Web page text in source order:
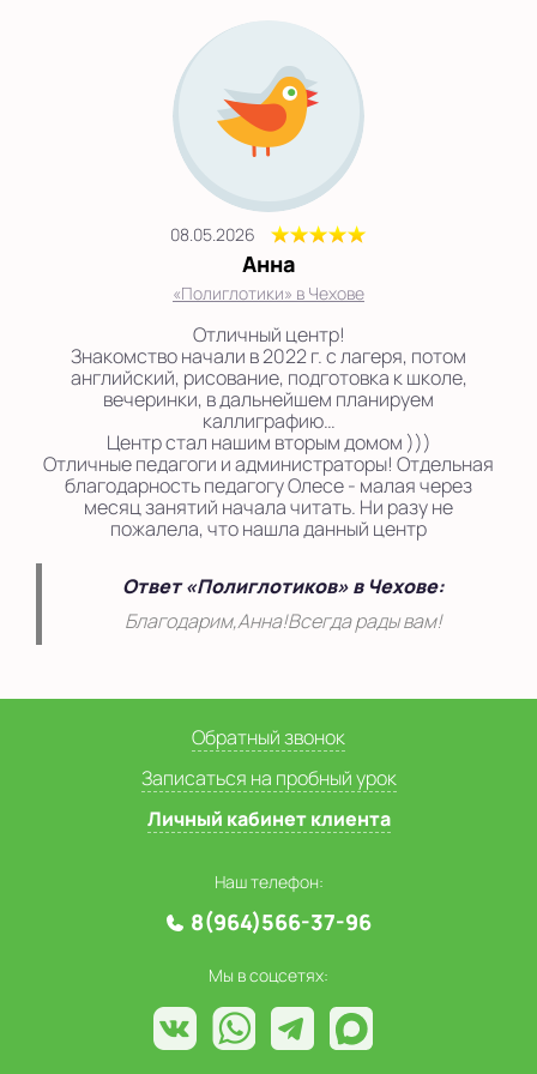
08.05.2026
Анна
«Полиглотики» в Чехове
Отличный центр!
Знакомство начали в 2022 г. с лагеря, потом
английский, рисование, подготовка к школе,
вечеринки, в дальнейшем планируем
каллиграфию…
Центр стал нашим вторым домом )))
Отличные педагоги и администраторы! Отдельная
благодарность педагогу Олесе - малая через
месяц занятий начала читать. Ни разу не
пожалела, что нашла данный центр
Ответ «Полиглотиков» в Чехове:
Благодарим,Анна!Всегда рады вам!
Обратный звонок
Записаться на пробный урок
Личный кабинет клиента
Наш телефон:
8(964)566-37-96
Мы в соцсетях: